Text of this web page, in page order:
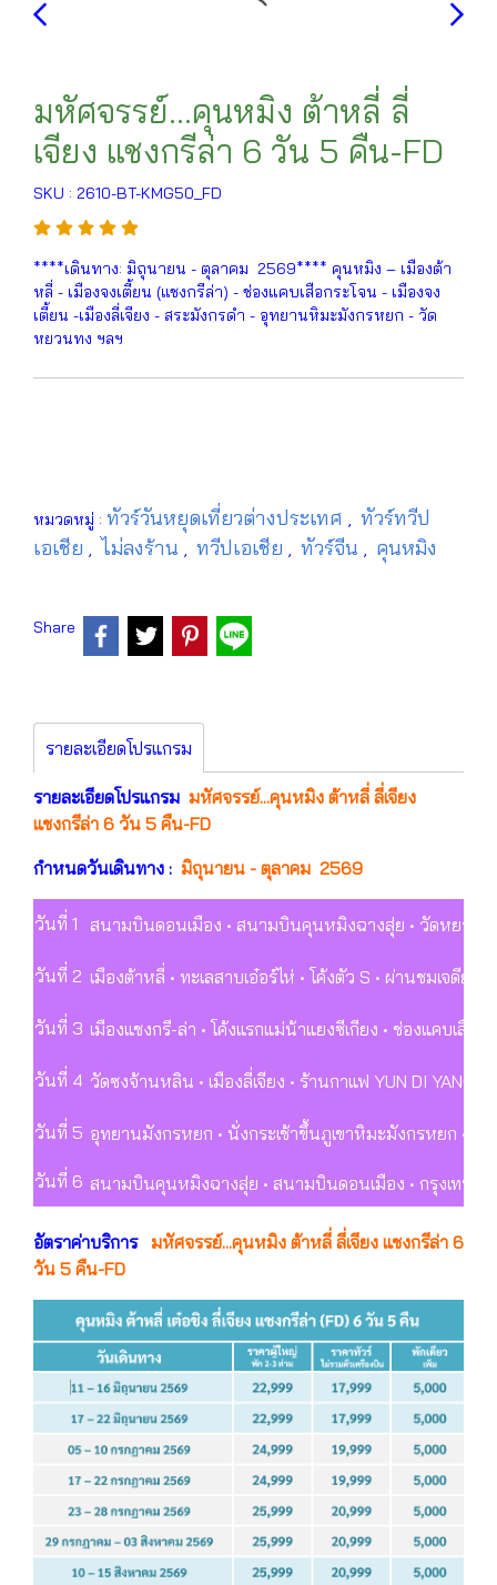
มหัศจรรย์...คุนหมิง ต้าหลี่ ลี่
เจียง แชงกรีล่า 6 วัน 5 คืน-FD
SKU : 2610-BT-KMG50_FD
****เดินทาง: มิถุนายน - ตุลาคม 2569**** คุนหมิง – เมืองต้า
หลี่ - เมืองจงเตี้ยน (แชงกรีล่า) - ช่องแคบเสือกระโจน - เมืองจง
เตี้ยน -เมืองลี่เจียง - สระมังกรดำ - อุทยานหิมะมังกรหยก - วัด
หยวนทง ฯลฯ
หมวดหมู่ : ทัวร์วันหยุดเที่ยวต่างประเทศ , ทัวร์ทวีป
เอเชีย , ไม่ลงร้าน , ทวีปเอเชีย , ทัวร์จีน , คุนหมิง
Share
รายละเอียดโปรแกรม
รายละเอียดโปรแกรม มหัศจรรย์...คุนหมิง ต้าหลี่ ลี่เจียง
แชงกรีล่า 6 วัน 5 คืน-FD
กำหนดวันเดินทาง : มิถุนายน - ตุลาคม 2569
วันที่ 1 สนามบินดอนเมือง • สนามบินคุนหมิงฉางสุ่ย • วัดหยวนท
วันที่ 2 เมืองต้าหลี่ • ทะเลสาบเอ๋อร์ไห่ • โค้งตัว S • ผ่านชมเจดี
วันที่ 3 เมืองแชงกรี-ล่า • โค้งแรกแม่น้าแยงซีเกียง • ช่องแคบเสือก
วันที่ 4 วัดซงจ้านหลิน • เมืองลี่เจียง • ร้านกาแฟ YUN DI YANG
วันที่ 5 อุทยานมังกรหยก • นั่งกระเช้าขึ้นภูเขาหิมะมังกรหยก • โช
วันที่ 6 สนามบินคุนหมิงฉางสุ่ย • สนามบินดอนเมือง • กรุงเทพฯ
อัตราค่าบริการ มหัศจรรย์...คุนหมิง ต้าหลี่ ลี่เจียง แชงกรีล่า 6
วัน 5 คืน-FD